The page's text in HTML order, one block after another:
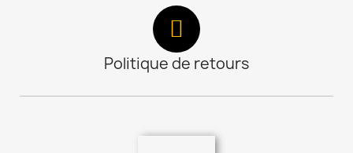
Politique de retours